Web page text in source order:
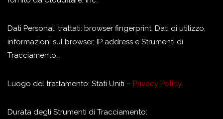
Dati Personali trattati: browser fingerprint, Dati di utilizzo,
informazioni sul browser, IP address e Strumenti di
Tracciamento.
Luogo del trattamento: Stati Uniti – Privacy Policy.
Durata degli Strumenti di Tracciamento: